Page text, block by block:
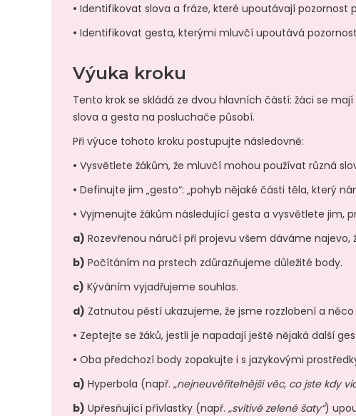
• Identifikovat slova a fráze, které upoutávají pozornost
• Identifikovat gesta, kterými mluvčí upoutává
Výuka kroku
Tento krok se skládá ze dvou hlavních částí: žáci se
slova a gesta na posluchače působí.
Při výuce tohoto kroku postupujte následovně:
• Vysvětlete žákům, že mluvčí mohou používat různá
• Definujte jim „gesto“: „pohyb nějaké části těla, který
• Vyjmenujte žákům následující gesta a vysvětlete jim,
a) Rozevřenou náručí při projevu všem dáváme
b) Počítáním na prstech zdůrazňujeme důležité body.
c) Kýváním vyjadřujeme souhlas.
d) Zatnutou pěstí ukazujeme, že jsme rozzlobení a
• Zeptejte se žáků, jestli je napadají ještě nějaká další
• Oba předchozí body zopakujte i s jazykovými
a) Hyperbola (např. „nejneuvěřitelnější věc, co jste kdy
b) Upřesňující přívlastky (např. „svítivě zelené šaty“)